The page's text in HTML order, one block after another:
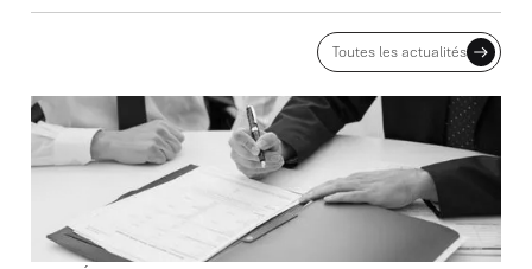
ACTUALITES ASSOCIÉES
Toutes les actualités